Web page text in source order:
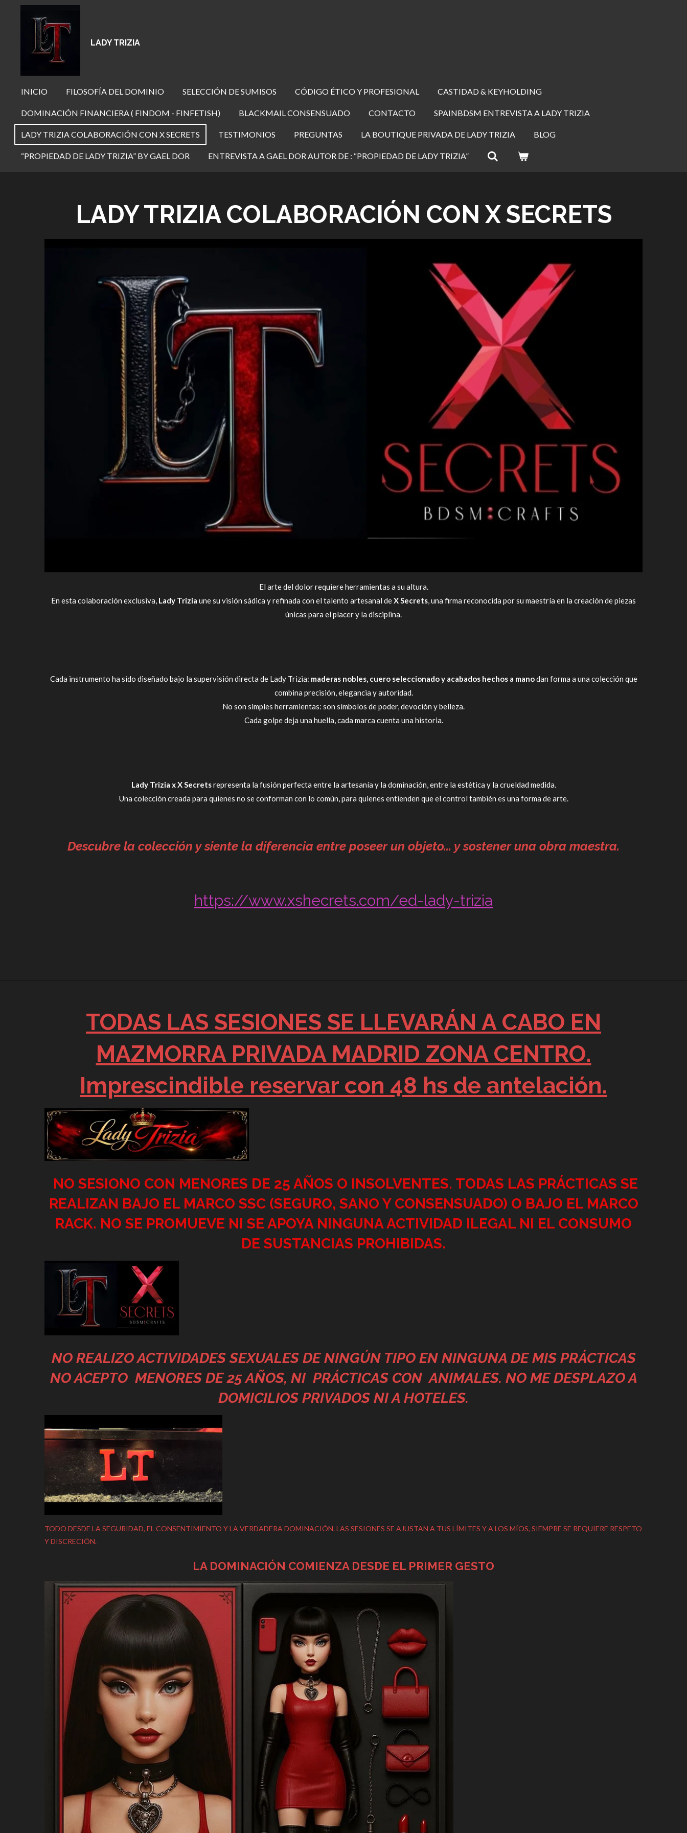
contenido
principal
LADY TRIZIA
INICIO FILOSOFÍA DEL DOMINIO SELECCIÓN DE SUMISOS CÓDIGO ÉTICO Y PROFESIONAL CASTIDAD & KEYHOLDING
DOMINACIÓN FINANCIERA ( FINDOM - FINFETISH) BLACKMAIL CONSENSUADO CONTACTO SPAINBDSM ENTREVISTA A LADY TRIZIA
LADY TRIZIA COLABORACIÓN CON X SECRETS TESTIMONIOS PREGUNTAS LA BOUTIQUE PRIVADA DE LADY TRIZIA BLOG
“PROPIEDAD DE LADY TRIZIA” BY GAEL DOR ENTREVISTA A GAEL DOR AUTOR DE : “PROPIEDAD DE LADY TRIZIA”
LADY TRIZIA COLABORACIÓN CON X SECRETS
El arte del dolor requiere herramientas a su altura.
En esta colaboración exclusiva, Lady Trizia une su visión sádica y refinada con el talento artesanal deX Secrets, una firma reconocida por su maestría en la creación de piezas
únicas para el placer y la disciplina.
Cada instrumento ha sido diseñado bajo la supervisión directa de Lady Trizia: maderas nobles, cuero seleccionado y acabados hechos a manodan forma a una colección que
combina precisión, elegancia y autoridad.
No son simples herramientas: son símbolos de poder, devoción y belleza.
Cada golpe deja una huella, cada marca cuenta una historia.
Lady Trizia x X Secretsrepresenta la fusión perfecta entre la artesanía y la dominación, entre la estética y la crueldad medida.
Una colección creada para quienes no se conforman con lo común, para quienes entienden que el control también es una forma de arte.
Descubre la colección y siente la diferencia entre poseer un objeto... y sostener una obra maestra.
https://www.xshecrets.com/ed-lady-trizia
TODAS LAS SESIONES SE LLEVARÁN A CABO EN
MAZMORRA PRIVADA MADRID ZONA CENTRO.
Imprescindible reservar con 48 hs de antelación.
NO SESIONO CON MENORES DE 25 AÑOS O INSOLVENTES. TODAS LAS PRÁCTICAS SE
REALIZAN BAJO EL MARCO SSC (SEGURO, SANO Y CONSENSUADO) O BAJO EL MARCO
RACK. NO SE PROMUEVE NI SE APOYA NINGUNA ACTIVIDAD ILEGAL NI EL CONSUMO
DE SUSTANCIAS PROHIBIDAS.
NO REALIZO ACTIVIDADES SEXUALES DE NINGÚN TIPO EN NINGUNA DE MIS PRÁCTICAS
NO ACEPTO MENORES DE 25 AÑOS, NI PRÁCTICAS CON ANIMALES. NO ME DESPLAZO A
DOMICILIOS PRIVADOS NI A HOTELES.
TODO DESDE LA SEGURIDAD, EL CONSENTIMIENTO Y LA VERDADERA DOMINACIÓN. LAS SESIONES SE AJUSTAN A TUS LÍMITES Y A LOS MÍOS, SIEMPRE SE REQUIERE RESPETO
Y DISCRECIÓN.
LA DOMINACIÓN COMIENZA DESDE EL PRIMER GESTO